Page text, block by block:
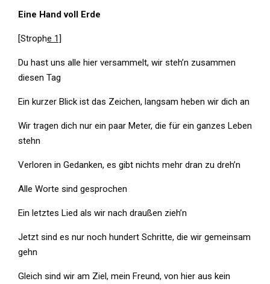
Eine Hand voll Erde
[Strophe 1]
Du hast uns alle hier versammelt, wir steh’n zusammen
diesen Tag
Ein kurzer Blick ist das Zeichen, langsam heben wir dich an
Wir tragen dich nur ein paar Meter, die für ein ganzes Leben
stehn
Verloren in Gedanken, es gibt nichts mehr dran zu dreh’n
Alle Worte sind gesprochen
Ein letztes Lied als wir nach draußen zieh’n
Jetzt sind es nur noch hundert Schritte, die wir gemeinsam
gehn
Gleich sind wir am Ziel, mein Freund, von hier aus kein